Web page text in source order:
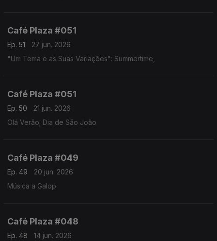
Café Plaza #051
Ep. 51
27 jun. 2026
"Um Tema e as Suas Variações": Summertime,
Café Plaza #051
Ep. 50
21 jun. 2026
Olá Verão; Dia de São João
Café Plaza #049
Ep. 49
20 jun. 2026
Música a Galop
Café Plaza #048
Ep. 48 14 jun. 2026